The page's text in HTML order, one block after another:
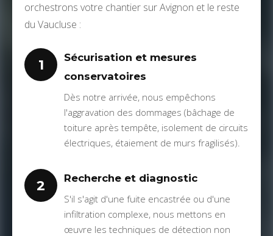
orchestrons votre chantier sur Avignon et le reste
du Vaucluse :
1
Sécurisation et mesures
conservatoires
Dès notre arrivée, nous empêchons
l'aggravation des dommages (bâchage de
toiture après tempête, isolement de circuits
électriques, étaiement de murs fragilisés).
2
Recherche et diagnostic
S'il s'agit d'une fuite encastrée ou d'une
infiltration complexe, nous mettons en
œuvre les techniques de détection non